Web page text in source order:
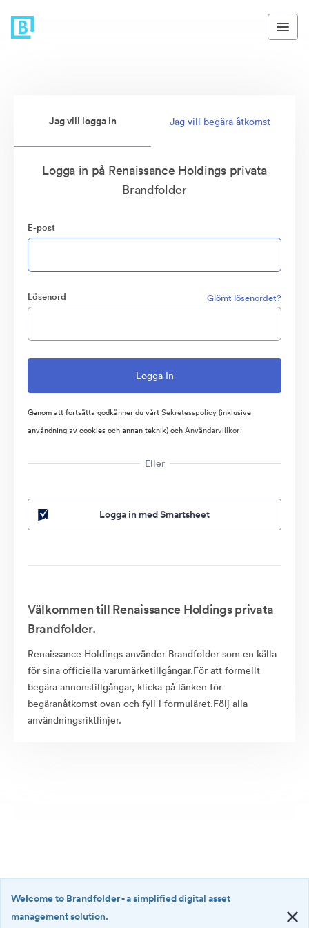
Jag vill logga in Jag vill begära åtkomst
Logga in på Renaissance Holdings privata
Brandfolder
E-post
Lösenord Glömt lösenordet?
Genom att fortsätta godkänner du vårtSekretesspolicy(inklusive
användning av cookies och annan teknik) ochAnvändarvillkor
Eller
Logga in med Smartsheet
Välkommen till Renaissance Holdings privata
Brandfolder.
Renaissance Holdings använder Brandfolder som en källa
för sina officiella varumärketillgångar.För att formellt
begära annonstillgångar, klicka på länken för
begäranåtkomst ovan och fyll i formuläret.Följ alla
användningsriktlinjer.
Welcome to Brandfolder- a simplified digital asset
management solution.